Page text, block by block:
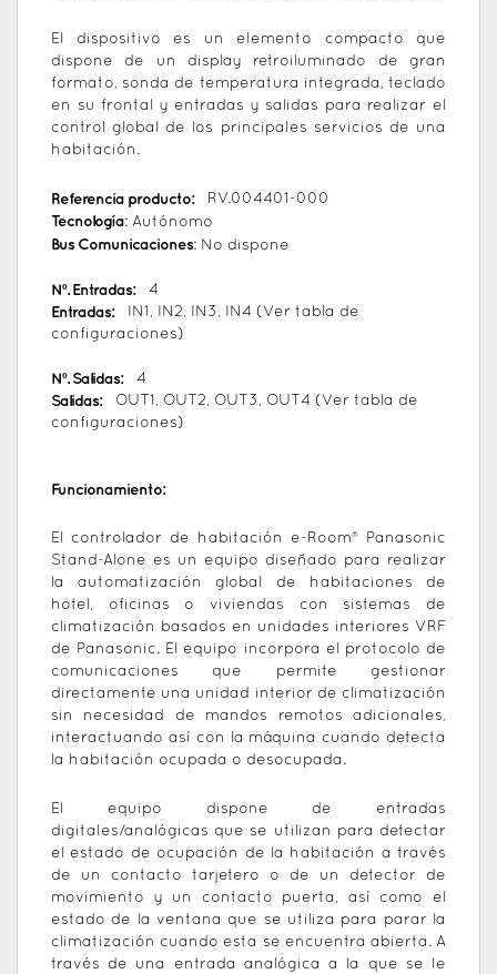
El dispositivo es un elemento compacto que
dispone de un display retroiluminado de gran
formato, sonda de temperatura integrada, teclado
en su frontal y entradas y salidas para realizar el
control global de los principales servicios de una
habitación.
Referencia producto:
RV.004401-000
Tecnología: Autónomo
Bus Comunicaciones: No dispone
Nº. Entradas:
4
Entradas:
IN1, IN2, IN3, IN4 (Ver tabla de
configuraciones)
Nº. Salidas:
4
Salidas:
OUT1, OUT2, OUT3, OUT4 (Ver tabla de
configuraciones)
Funcionamiento:
El controlador de habitación e-Room® Panasonic
Stand-Alone es un equipo diseñado para realizar
la automatización global de habitaciones de
hotel, oficinas o viviendas con sistemas de
climatización basados en unidades interiores VRF
de Panasonic. El equipo incorpora el protocolo de
comunicaciones que permite gestionar
directamente una unidad interior de climatización
sin necesidad de mandos remotos adicionales,
interactuando así con la máquina cuando detecta
la habitación ocupada o desocupada.
El equipo dispone de entradas
digitales/analógicas que se utilizan para detectar
el estado de ocupación de la habitación a través
de un contacto tarjetero o de un detector de
movimiento y un contacto puerta, así como el
estado de la ventana que se utiliza para parar la
climatización cuando esta se encuentra abierta. A
través de una entrada analógica a la que se le